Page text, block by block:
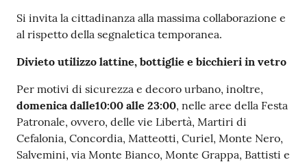
Si invita la cittadinanza alla massima collaborazione e
al rispetto della segnaletica temporanea.
Divieto utilizzo lattine, bottiglie e bicchieri in vetro
Per motivi di sicurezza e decoro urbano, inoltre,
domenica dalle10:00 alle 23:00, nelle aree della Festa
Patronale, ovvero, delle vie Libertà, Martiri di
Cefalonia, Concordia, Matteotti, Curiel, Monte Nero,
Salvemini, via Monte Bianco, Monte Grappa, Battisti e